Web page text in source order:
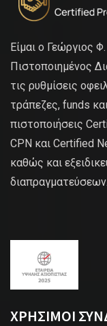
Είμαι ο Γεώργιος
Πιστοποιημένος
τις ρυθμίσεις
τράπεζες, funds
πιστοποιήσεις
CPN και Certified
καθώς και
διαπραγματεύσεων.
ΧΡΗΣΙΜΟΙ